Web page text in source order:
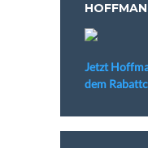
Jetzt
dem